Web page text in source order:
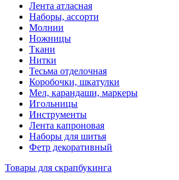
Лента атласная
Наборы, ассорти
Молнии
Ножницы
Ткани
Нитки
Тесьма отделочная
Коробочки, шкатулки
Мел, карандаши, маркеры
Игольницы
Инструменты
Лента капроновая
Наборы для шитья
Фетр декоративный
Товары для скрапбукинга